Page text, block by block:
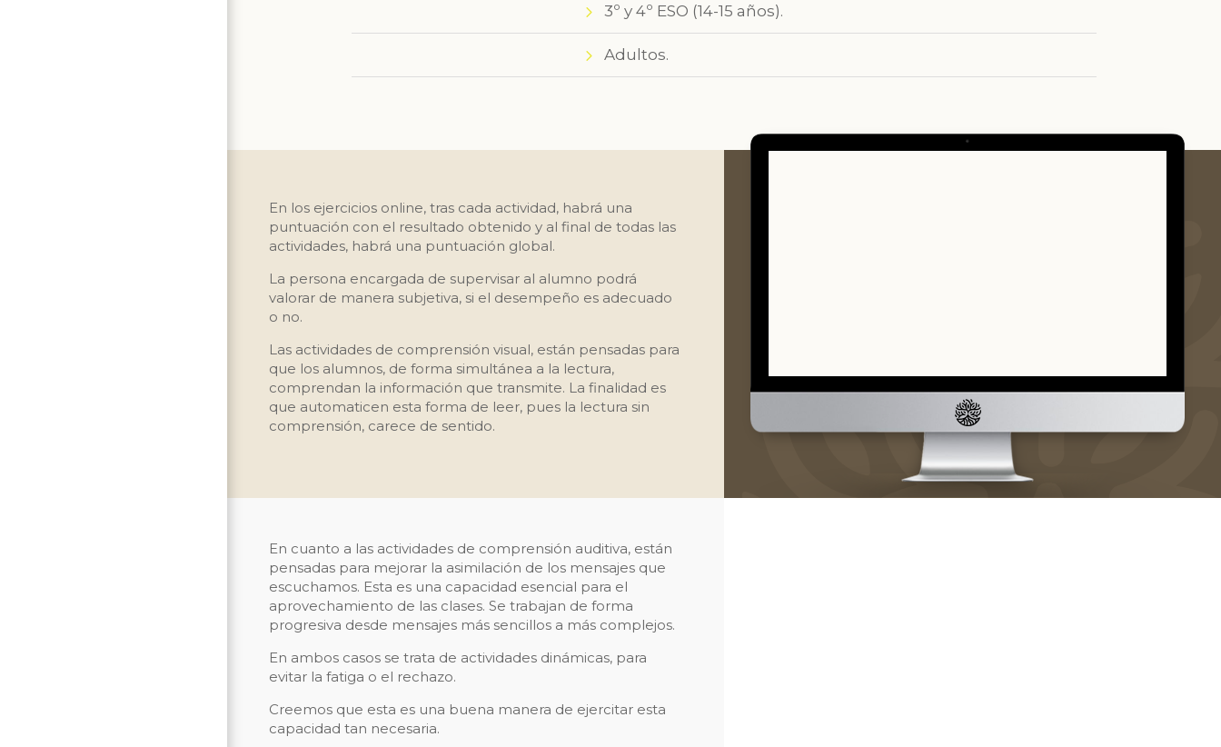
3º y 4º ESO (14-15 años).
Adultos.
En los ejercicios online, tras cada actividad, habrá una
puntuación con el resultado obtenido y al final de todas las
actividades, habrá una puntuación global.
La persona encargada de supervisar al alumno podrá
valorar de manera subjetiva, si el desempeño es adecuado
o no.
Las actividades de comprensión visual, están pensadas para
que los alumnos, de forma simultánea a la lectura,
comprendan la información que transmite. La finalidad es
que automaticen esta forma de leer, pues la lectura sin
comprensión, carece de sentido.
En cuanto a las actividades de comprensión auditiva, están
pensadas para mejorar la asimilación de los mensajes que
escuchamos. Esta es una capacidad esencial para el
aprovechamiento de las clases. Se trabajan de forma
progresiva desde mensajes más sencillos a más complejos.
En ambos casos se trata de actividades dinámicas, para
evitar la fatiga o el rechazo.
Creemos que esta es una buena manera de ejercitar esta
capacidad tan necesaria.